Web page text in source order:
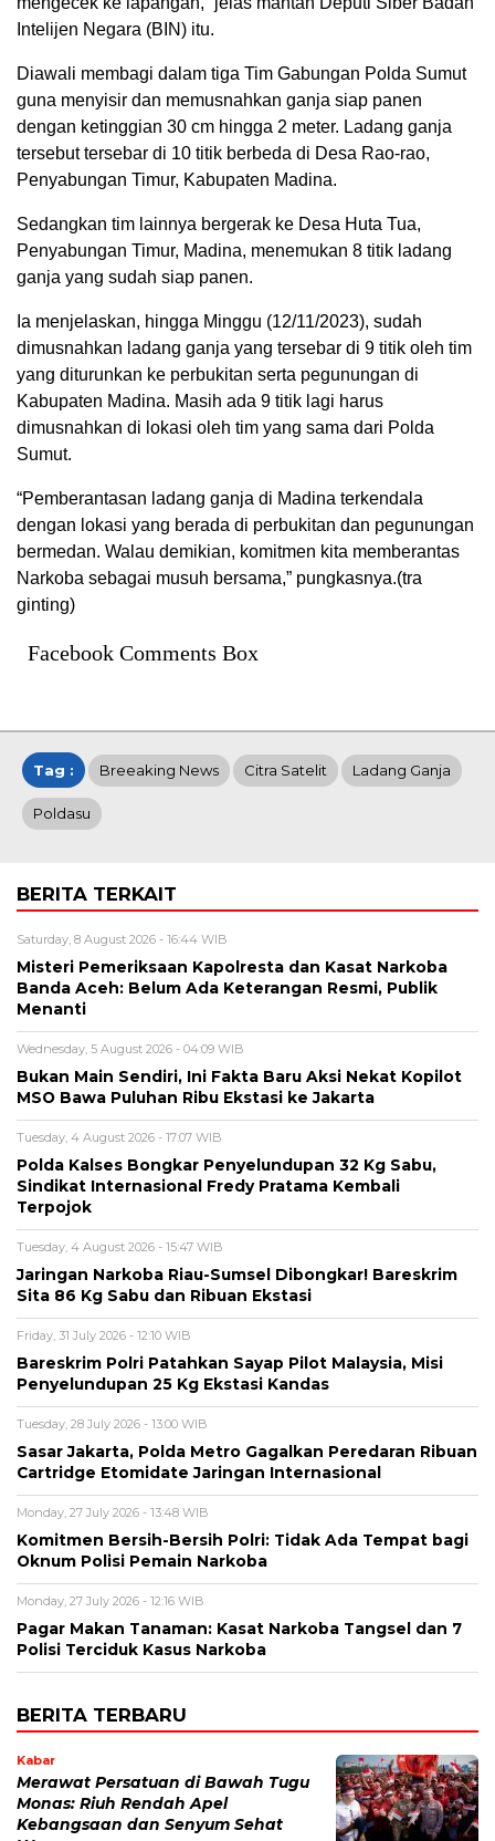
Intelijen Negara (BIN) itu.
Diawali membagi dalam tiga Tim Gabungan Polda Sumut
guna menyisir dan memusnahkan ganja siap panen
dengan ketinggian 30 cm hingga 2 meter. Ladang ganja
tersebut tersebar di 10 titik berbeda di Desa Rao-rao,
Penyabungan Timur, Kabupaten Madina.
Sedangkan tim lainnya bergerak ke Desa Huta Tua,
Penyabungan Timur, Madina, menemukan 8 titik ladang
ganja yang sudah siap panen.
Ia menjelaskan, hingga Minggu (12/11/2023), sudah
dimusnahkan ladang ganja yang tersebar di 9 titik oleh tim
yang diturunkan ke perbukitan serta pegunungan di
Kabupaten Madina. Masih ada 9 titik lagi harus
dimusnahkan di lokasi oleh tim yang sama dari Polda
Sumut.
“Pemberantasan ladang ganja di Madina terkendala
dengan lokasi yang berada di perbukitan dan pegunungan
bermedan. Walau demikian, komitmen kita memberantas
Narkoba sebagai musuh bersama,” pungkasnya.(tra
ginting)
Facebook Comments Box
Tag : Breeaking News Citra Satelit Ladang Ganja
Poldasu
BERITA TERKAIT
Saturday, 8 August 2026 - 16:44 WIB
Misteri Pemeriksaan Kapolresta dan Kasat Narkoba
Banda Aceh: Belum Ada Keterangan Resmi, Publik
Menanti
Wednesday, 5 August 2026 - 04:09 WIB
Bukan Main Sendiri, Ini Fakta Baru Aksi Nekat Kopilot
MSO Bawa Puluhan Ribu Ekstasi ke Jakarta
Tuesday, 4 August 2026 - 17:07 WIB
Polda Kalses Bongkar Penyelundupan 32 Kg Sabu,
Sindikat Internasional Fredy Pratama Kembali
Terpojok
Tuesday, 4 August 2026 - 15:47 WIB
Jaringan Narkoba Riau-Sumsel Dibongkar! Bareskrim
Sita 86 Kg Sabu dan Ribuan Ekstasi
Friday, 31 July 2026 - 12:10 WIB
Bareskrim Polri Patahkan Sayap Pilot Malaysia, Misi
Penyelundupan 25 Kg Ekstasi Kandas
Tuesday, 28 July 2026 - 13:00 WIB
Sasar Jakarta, Polda Metro Gagalkan Peredaran Ribuan
Cartridge Etomidate Jaringan Internasional
Monday, 27 July 2026 - 13:48 WIB
Komitmen Bersih-Bersih Polri: Tidak Ada Tempat bagi
Oknum Polisi Pemain Narkoba
Monday, 27 July 2026 - 12:16 WIB
Pagar Makan Tanaman: Kasat Narkoba Tangsel dan 7
Polisi Terciduk Kasus Narkoba
BERITA TERBARU
Kabar
Merawat Persatuan di Bawah Tugu
Monas: Riuh Rendah Apel
Kebangsaan dan Senyum Sehat